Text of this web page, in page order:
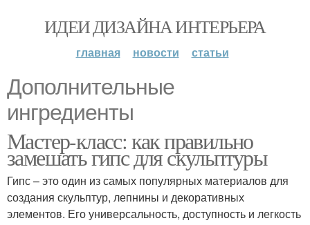
ИДЕИ ДИЗАЙНА ИНТЕРЬЕРА
главная новости статьи
Дополнительные
ингредиенты
Мастер-класс: как правильно
замешать гипс для скульптуры
Гипс – это один из самых популярных материалов для
создания скульптур, лепнины и декоративных
элементов. Его универсальность, доступность и легкость